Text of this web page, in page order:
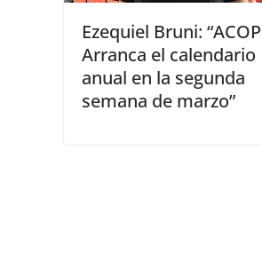
Ezequiel Bruni: “ACOP
Arranca el calendario
anual en la segunda
semana de marzo”